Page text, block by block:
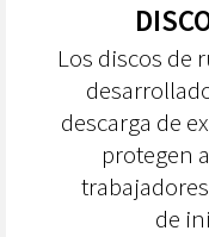
Los discos de
descarga de
protegen
de